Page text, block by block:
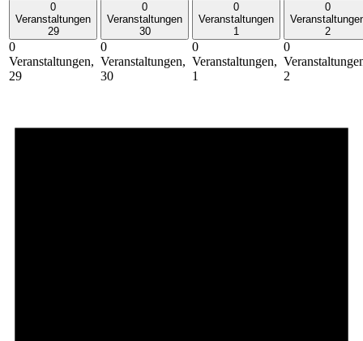
0
Veranstaltungen
29
0
Veranstaltungen,
29
0
Veranstaltungen
30
0
Veranstaltungen,
30
0
Veranstaltungen
1
0
Veranstaltungen,
1
0
2
0
2